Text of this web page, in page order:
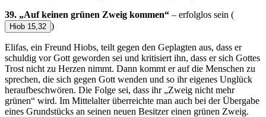
39. „Auf keinen grünen Zweig kommen“ – erfolglos sein (
Hiob 15,32 )
Elifas, ein Freund Hiobs, teilt gegen den Geplagten aus, dass er
schuldig vor Gott geworden sei und kritisiert ihn, dass er sich Gottes
Trost nicht zu Herzen nimmt. Dann kommt er auf die Menschen zu
sprechen, die sich gegen Gott wenden und so ihr eigenes Unglück
heraufbeschwören. Die Folge sei, dass ihr „Zweig nicht mehr
grünen“ wird. Im Mittelalter überreichte man auch bei der Übergabe
eines Grundstücks an seinen neuen Besitzer einen grünen Zweig.